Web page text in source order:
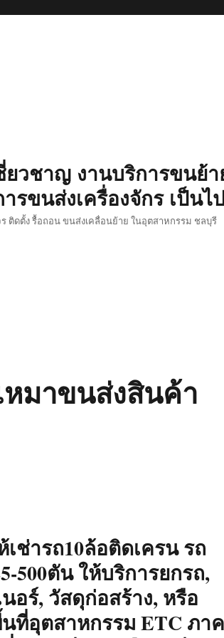
วชาญ งานบริการขนย้
รขนส่งเครื่องจักร เป็นไ
ติดตั้ง รื้อถอน ขนส่งเคลื่อนย้าย ในอุตสาหกรรม ชลบุรี
มาขนส่งสินค้า
ช่ารถ10ล้อติดเครน รถ
500ตัน ให้บริการยกรถ,
อร์, วัสดุก่อสร้าง, หรือ
ที่อุตสาหกรรม ETC ภาค